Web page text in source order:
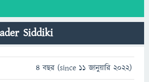
Siddiki
4 বছর (since 11 জানুয়ারি 2022)